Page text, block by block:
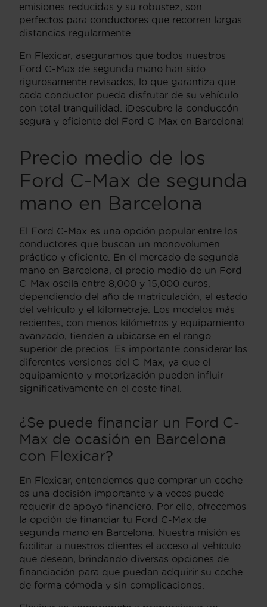
emisiones reducidas y su robustez, son
perfectos para conductores que recorren largas
distancias regularmente.
En Flexicar, aseguramos que todos nuestros
Ford C-Max de segunda mano han sido
rigurosamente revisados, lo que garantiza que
cada conductor pueda disfrutar de su vehículo
con total tranquilidad. ¡Descubre la conduccón
segura y eficiente del Ford C-Max en Barcelona!
Precio medio de los
Ford C-Max de segunda
mano en Barcelona
El Ford C-Max es una opción popular entre los
conductores que buscan un monovolumen
práctico y eficiente. En el mercado de segunda
mano en Barcelona, el precio medio de un Ford
C-Max oscila entre 8,000 y 15,000 euros,
dependiendo del año de matriculación, el estado
del vehículo y el kilometraje. Los modelos más
recientes, con menos kilómetros y equipamiento
avanzado, tienden a ubicarse en el rango
superior de precios. Es importante considerar las
diferentes versiones del C-Max, ya que el
equipamiento y motorización pueden influir
significativamente en el coste final.
¿Se puede financiar un Ford C-
Max de ocasión en Barcelona
con Flexicar?
En Flexicar, entendemos que comprar un coche
es una decisión importante y a veces puede
requerir de apoyo financiero. Por ello, ofrecemos
la opción de financiar tu Ford C-Max de
segunda mano en Barcelona. Nuestra misión es
facilitar a nuestros clientes el acceso al vehículo
que desean, brindando diversas opciones de
financiación para que puedan adquirir su coche
de forma cómoda y sin complicaciones.